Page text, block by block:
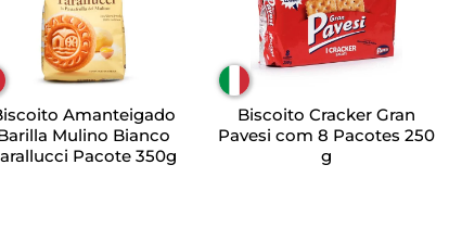
Amanteigado
Mulino Bianco
Tarallucci Pacote 350g
Biscoito Cracker Gran
Pavesi com 8 Pacotes 250
g